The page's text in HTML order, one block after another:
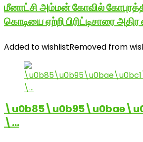
மீனாட்சி அம்மன் கோவில்
கொடியை ஏற்றி பிரிட்டிசாரை
Added to wishlistRemoved from
\…